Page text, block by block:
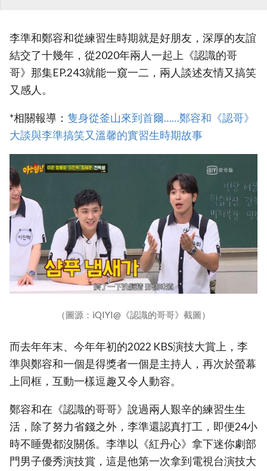
李準和鄭容和從練習生時期就是好朋友，深厚的友誼
結交了十幾年，從2020年兩人一起上《認識的哥
哥》那集EP.243就能一窺一二，兩人談述友情又搞笑
又感人。
*相關報導： ‎隻身從釜山來到首爾……鄭容和《認哥》
大談與李準搞笑又溫馨的實習生時期故事‎
（圖源：iQIYI@《認識的哥哥》截圖）
而去年年末、今年年初的2022 KBS演技大賞上，李
準與鄭容和一個是得獎者一個是主持人，再次於螢幕
上同框，互動一樣逗趣又令人動容。
鄭容和在《認識的哥哥》說過兩人艱辛的練習生生
活，除了努力省錢之外，李準還認真打工，即便24小
時不睡覺都沒關係。李準以《紅丹心》拿下迷你劇部
門男子優秀演技賞，這是他第一次拿到電視台演技大